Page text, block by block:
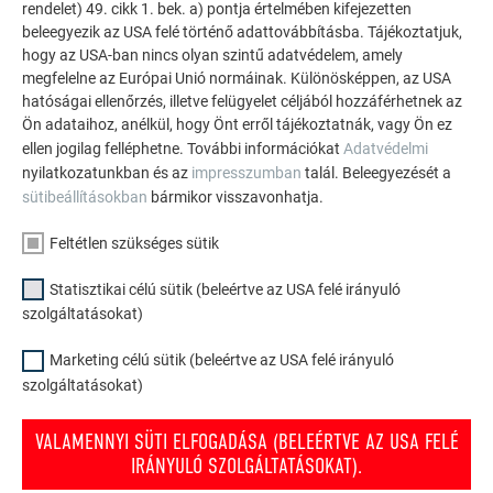
sokoldalúan felhasználható az alumínium. Fedezzen fel
további lenyűgöző projekteket a tartós PREFA
alumínium megoldásokkal tetőkhöz, napelemekhez és
homlokzatokhoz.
TEKINTSE MEG TOVÁBBI REFERENCIÁINKAT
rendelet) 49. cikk 1. bek. a) pontja értelmében kifejezetten
beleegyezik az USA felé történő adattovábbításba. Tájékoztatjuk,
hogy az USA-ban nincs olyan szintű adatvédelem, amely
megfelelne az Európai Unió normáinak. Különösképpen, az USA
hatóságai ellenőrzés, illetve felügyelet céljából hozzáférhetnek az
Ön adataihoz, anélkül, hogy Önt erről tájékoztatnák, vagy Ön ez
ellen jogilag felléphetne. További információkat Adatvédelmi
nyilatkozatunkban és az impresszumban talál. Beleegyezését a
sütibeállításokban bármikor visszavonhatja.
Feltétlen szükséges sütik
Statisztikai célú sütik (beleértve az USA felé irányuló
szolgáltatásokat)
Marketing célú sütik (beleértve az USA felé irányuló
szolgáltatásokat)
VALAMENNYI SÜTI ELFOGADÁSA (BELEÉRTVE AZ USA FELÉ
IRÁNYULÓ SZOLGÁLTATÁSOKAT).